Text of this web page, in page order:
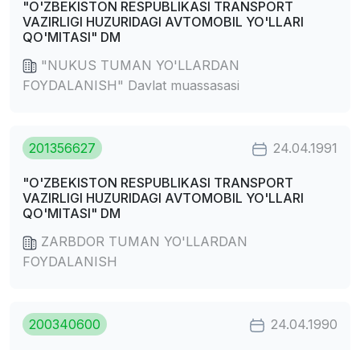
"O'ZBEKISTON RESPUBLIKASI TRANSPORT
VAZIRLIGI HUZURIDAGI AVTOMOBIL YO'LLARI
QO'MITASI" DM
"NUKUS TUMAN YO'LLARDAN
FOYDALANISH" Davlat muassasasi
201356627 24.04.1991
"O'ZBEKISTON RESPUBLIKASI TRANSPORT
VAZIRLIGI HUZURIDAGI AVTOMOBIL YO'LLARI
QO'MITASI" DM
ZARBDOR TUMAN YO'LLARDAN
FOYDALANISH
200340600 24.04.1990